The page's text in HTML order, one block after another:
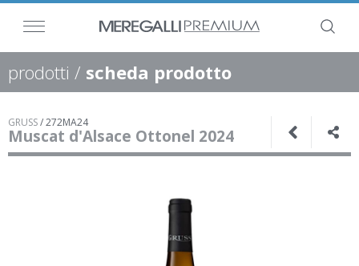
prodotti / scheda prodotto
GRUSS/272MA24
Muscat d'Alsace Ottonel 2024